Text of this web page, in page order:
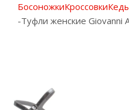
БосоножкиКроссовки
-Туфли женские Giovanni